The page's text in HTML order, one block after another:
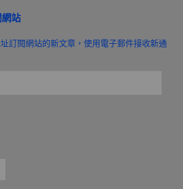
站
訂閱網站的新文章，使用電子郵件接收新通